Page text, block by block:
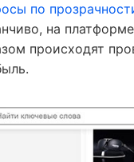
по
на
происходят